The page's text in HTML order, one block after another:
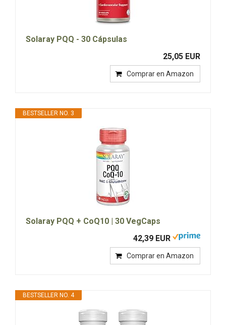
Solaray PQQ - 30 Cápsulas
25,05 EUR
Comprar en Amazon
BESTSELLER NO. 3
Solaray PQQ + CoQ10 | 30 VegCaps
42,39 EUR
Comprar en Amazon
BESTSELLER NO. 4